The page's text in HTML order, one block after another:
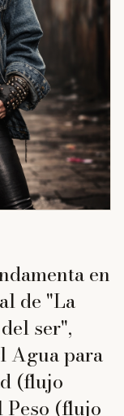
en
de "La
ser",
Agua para
(flujo
(flujo